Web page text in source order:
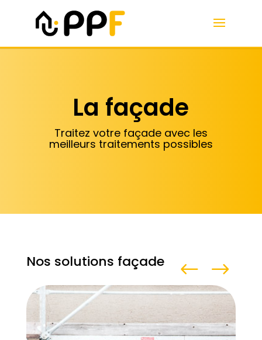
La façade
Traitez votre façade avec les
meilleurs traitements possibles
Nos solutions façade